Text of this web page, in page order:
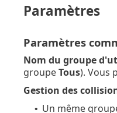
Paramètres
Paramètres
Nom du groupe
groupeTous). Vous
Gestion des
• Un même